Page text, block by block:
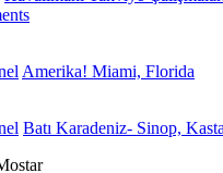
Amerika! Miami, Florida
Batı Karadeniz- Sinop,